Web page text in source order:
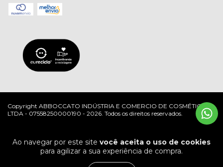
Ao navegar por este site você aceita o uso de cookies
para agilizar a sua experiência de compra.
Copyright ABBOCCATO INDÚSTRIA E COMERCIO DE COSMÉTICOS
LTDA - 07558250000190 - 2026. Todos os direitos reservados.